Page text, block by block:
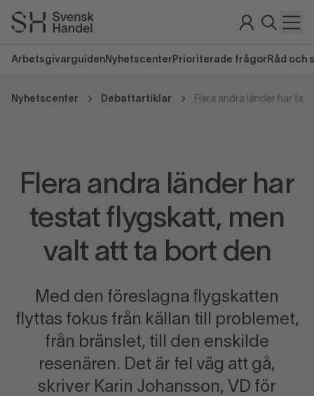
Arbetsgivarguiden Nyhetscenter Prioriterade frågor Råd och
Nyhetscenter Debattartiklar
Flera andra länder har
testat flygskatt, men
valt att ta bort den
Med den föreslagna flygskatten
flyttas fokus från källan till problemet,
från bränslet, till den enskilde
resenären. Det är fel väg att gå,
skriver Karin Johansson, VD för